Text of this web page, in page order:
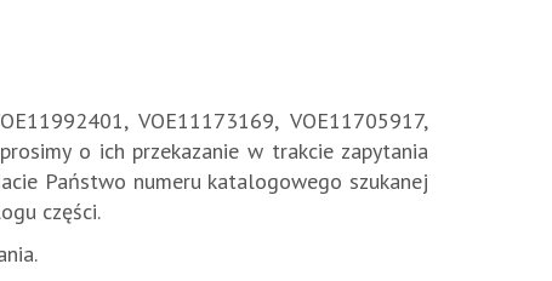
VOE11173169, VOE11705917,
o ich przekazanie w trakcie zapytania
Państwo numeru katalogowego szukanej
części.